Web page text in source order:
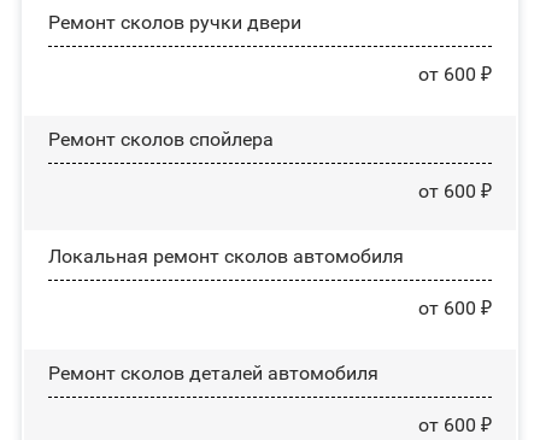
Ремонт сколов ручки двери
от 600 ₽
Ремонт сколов спойлера
от 600 ₽
Локальная ремонт сколов автомобиля
от 600 ₽
Ремонт сколов деталей автомобиля
от 600 ₽